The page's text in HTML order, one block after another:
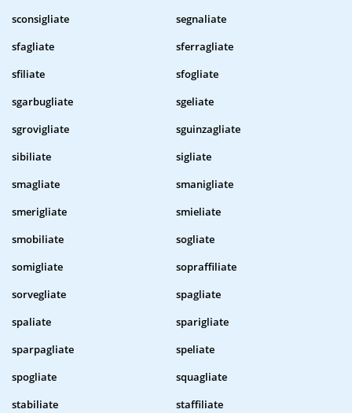
sconsigliate
segnaliate
sfagliate
sferragliate
sfiliate
sfogliate
sgarbugliate
sgeliate
sgrovigliate
sguinzagliate
sibiliate
sigliate
smagliate
smanigliate
smerigliate
smieliate
smobiliate
sogliate
somigliate
sopraffiliate
sorvegliate
spagliate
spaliate
sparigliate
sparpagliate
speliate
spogliate
squagliate
stabiliate
staffiliate